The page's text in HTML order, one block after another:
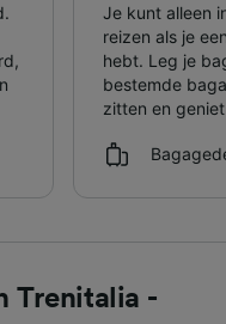
Je kunt alleen
reizen als je
hebt. Leg je
bestemde
zitten en
Trenitalia -